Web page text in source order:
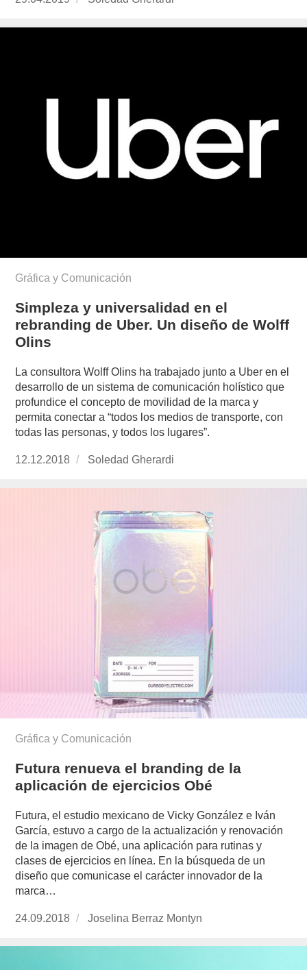
Gráfica y Comunicación
Simpleza y universalidad en el
rebranding de Uber. Un diseño de Wolff
Olins
La consultora Wolff Olins ha trabajado junto a Uber en el
desarrollo de un sistema de comunicación holístico que
profundice el concepto de movilidad de la marca y
permita conectar a “todos los medios de transporte, con
todas las personas, y todos los lugares”.
Publicado
12.12.2018
https://www.experimenta.es/author/soledad-
Soledad Gherardi
Gráfica y Comunicación
Futura renueva el branding de la
aplicación de ejercicios Obé
Futura, el estudio mexicano de Vicky González e Iván
García, estuvo a cargo de la actualización y renovación
de la imagen de Obé, una aplicación para rutinas y
clases de ejercicios en línea. En la búsqueda de un
diseño que comunicase el carácter innovador de la
marca…
Publicado
24.09.2018
https://www.experimenta.es/author/joselina-
Joselina Berraz Montyn